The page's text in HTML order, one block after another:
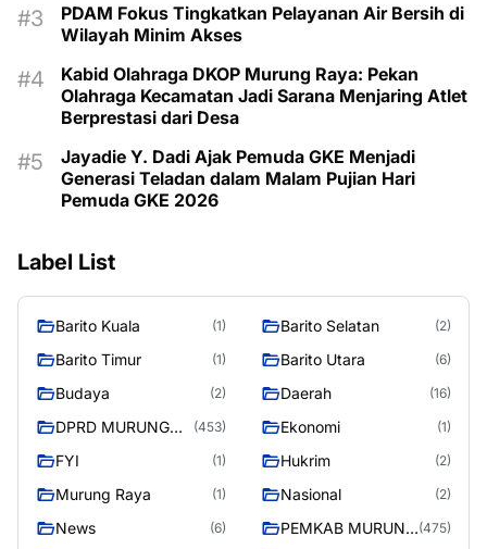
PDAM Fokus Tingkatkan Pelayanan Air Bersih di
Wilayah Minim Akses
Kabid Olahraga DKOP Murung Raya: Pekan
Olahraga Kecamatan Jadi Sarana Menjaring Atlet
Berprestasi dari Desa
Jayadie Y. Dadi Ajak Pemuda GKE Menjadi
Generasi Teladan dalam Malam Pujian Hari
Pemuda GKE 2026
Label List
Barito Kuala (1) Barito Selatan (2)
Barito Timur (1) Barito Utara (6)
Budaya (2) Daerah (16)
DPRD MURUNG
(453) Ekonomi (1)
FYI (1) Hukrim (2)
Murung Raya (1) Nasional (2)
News (6)
PEMKAB MURUNG (475)